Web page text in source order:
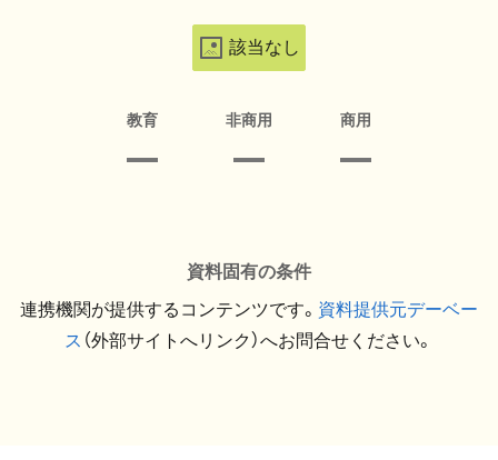
該当なし
教育 非商用 商用
資料固有の条件
連携機関が提供するコンテンツです。 資料提供元デーベー
ス （外部サイトへリンク）へお問合せください。